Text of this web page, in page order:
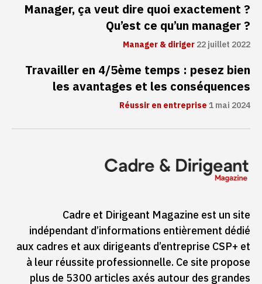
Manager, ça veut dire quoi exactement ?
Qu’est ce qu’un manager ?
Manager & diriger22 juillet 2022
Travailler en 4/5ème temps : pesez bien
les avantages et les conséquences
Réussir en entreprise1 mai 2024
Cadre et Dirigeant Magazine est un site
indépendant d’informations entièrement dédié
aux cadres et aux dirigeants d’entreprise CSP+ et
à leur réussite professionnelle. Ce site propose
plus de 5300 articles axés autour des grandes